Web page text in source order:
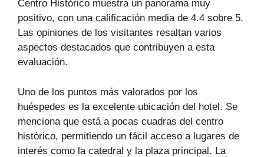
Centro Histórico muestra un panorama muy
positivo, con una calificación media de 4.4 sobre 5.
Las opiniones de los visitantes resaltan varios
aspectos destacados que contribuyen a esta
evaluación.
Uno de los puntos más valorados por los
huéspedes es la excelente ubicación del hotel. Se
menciona que está a pocas cuadras del centro
histórico, permitiendo un fácil acceso a lugares de
interés como la catedral y la plaza principal. La